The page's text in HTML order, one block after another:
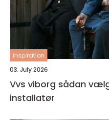
inspiration
03. July 2026
Vvs viborg sådan vælger du den rigtige
installatør